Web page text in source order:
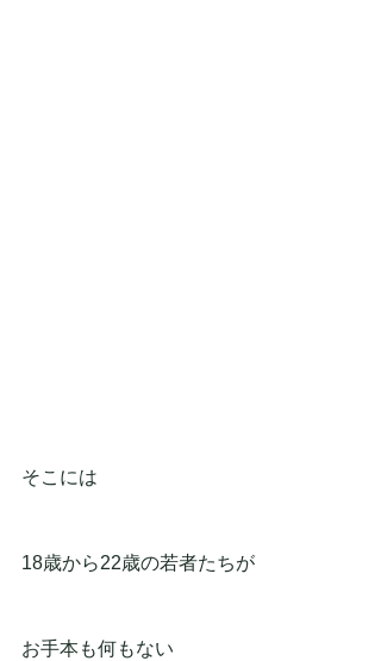
そこには
18歳から22歳の若者たちが
お手本も何もない